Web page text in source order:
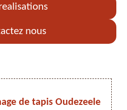
nous
de tapis Oudezeele